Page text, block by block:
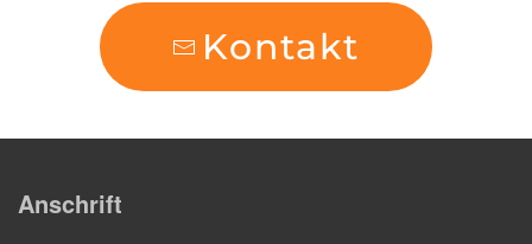
Kontakt
Anschrift